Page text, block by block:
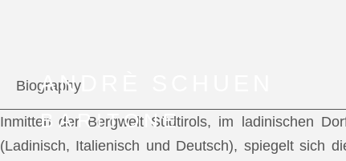
ANDRÈ SCHUEN
BARITONE
Biography
Inmitten der Bergwelt Südtirols, im ladinischen
(Ladinisch, Italienisch und Deutsch), spiegelt sich